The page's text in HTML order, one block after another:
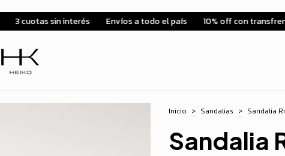
Envíos a todo el país 10% off con transfrencia 3 cuotas sin
Inicio > Sandalias > Sandalia
Sandalia